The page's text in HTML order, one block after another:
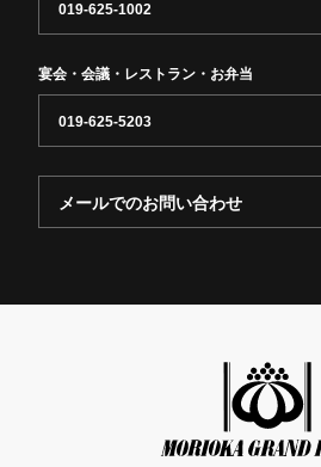
019-625-1002
宴会・会議・レストラン・お弁当
019-625-5203
メールでのお問い合わせ